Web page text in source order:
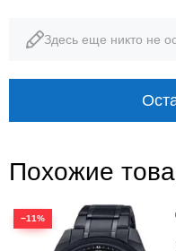
Здесь еще никто не
Похожие
−11%